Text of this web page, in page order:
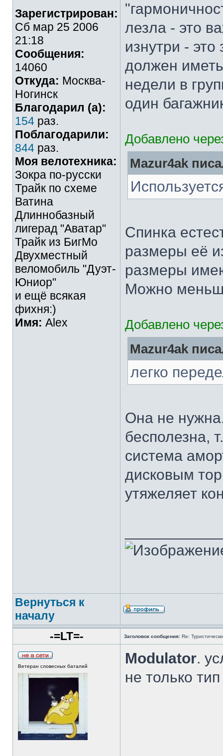
Зарегистрирован:
Сб мар 25 2006
21:18
Сообщения:
14060
Откуда: Москва-
Ногинск
Благодарил (а):
154 раз.
Поблагодарили:
844 раз.
Моя велотехника:
Зокра по-русски
Трайк по схеме
Ватина
Длиннобазный
лигерад "Аватар"
Трайк из БигМо
Двухместный
веломобиль "Дуэт-
Юниор"
и ещё всякая
фихня:)
Имя: Alex
лезла - это
изнутри -
должен
недели в
один
Добавлено
Mazur4ak
Спинка
размеры её
размеры
Можно
Добавлено
Mazur4ak
легко
Она не
бесполезна,
система
дисковым
утяжеляет
Вернуться к
началу
-=LT=-
Заголовок сообщения: Re:
Ветеран словесных баталий Modulator.
не только